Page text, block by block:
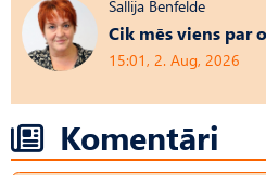
Sallija Benfelde
Cik mēs viens par
15:01, 2. Aug, 2026
Komentāri